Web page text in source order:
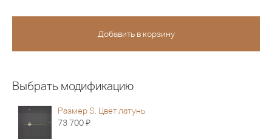
Выбрать модификацию
Размер S. Цвет латунь
73 700Я